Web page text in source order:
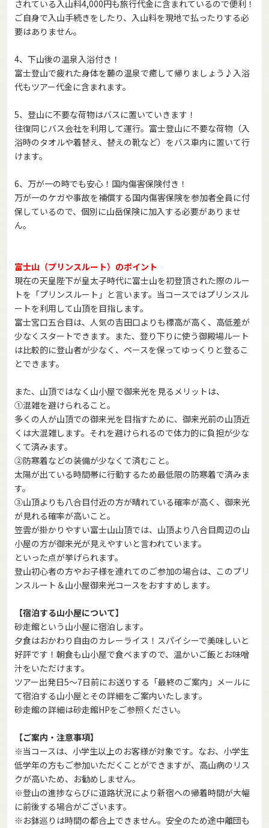
されている入山料4,000円も旅行代金に含まれているので便利！
ご自身で入山手続きをしたり、入山料を現地で払ったりする必
要はありません。
4、下山後の温泉入浴付き！
富士登山で疲れた身体を麓の温泉で癒して帰りましょう♪入浴
代もツアー代金に含まれます。
5、登山に不要な荷物はバスに置いていきます！
往復同じバス会社を利用して運行。富士登山に不要な荷物（入
浴時のタオルや着替え、替えの靴など）をバス車内に置いて行
けます。
6、万が一の時でも安心！国内傷害保険付き！
万が一のケガや事故を補償する国内傷害保険を参加者全員に付
保しているので、個別に山岳保険に加入する必要がありませ
ん。
富士山（プリンスルート）のポイント
現在の天皇陛下が皇太子時代に富士山を初登頂された際のルー
トを「プリンスルート」と言います。当コースではプリンスル
ートを利用して山頂を目指します。
富士宮口五合目は、人気の吉田口よりも標高が高く、高低差が
少なくスタートできます。また、登り下りに使う御殿場ルート
は比較的に登山者が少なく、ペースを保ってゆっくりと登るこ
とできます。
また、山頂ではなく山小屋で御来光を見るメリットは、
①混雑を避けられること。
多くの人が山頂での御来光を目指すために、御来光前の山頂近
くは大混雑します。それを避けられるので体力的に負担が少な
くて済みます。
②防寒着などの装備が少なくて済むこと。
太陽が出ている時間帯に行動するため最低限の防寒着で済みま
す。
③山頂よりも八合目付近の方が晴れている確率が高く、御来光
が見れる確率が高いこと。
笠雲が掛かりやすい富士山山頂では、山頂より八合目周辺の山
小屋の方が御来光が見えやすいと言われています。
といった点が挙げられます。
登山初心者の方やお子様を連れてのご参加の場合は、このプリ
ンスルート＆山小屋御来光コースをおすすめします。
【宿泊する山小屋について】
砂走館という山小屋に宿泊します。
夕食はおかわり自由のカレーライス！スパイシーで美味しいと
好評です！朝食も山小屋で食べますので、温かいご飯とお味噌
汁をいただけます。
ツアー出発日5～7日前にお送りする「最終のご案内」メールに
て宿泊する山小屋とその詳細をご案内いたします。
砂走館の詳細は砂走館HPをご参照ください。
【ご案内・注意事項】
※当コースは、小学生以上のお客様が対象です。なお、小学生
低学年の方もご参加いただくことができますが、高山病のリス
クが高いため、お勧めしません。
※登山の進捗ならびに道路状況により新宿への帰着時間が大幅
に前後する場合がございます。
※お鉢巡りは時間の都合上できません。安全のため途中離団も